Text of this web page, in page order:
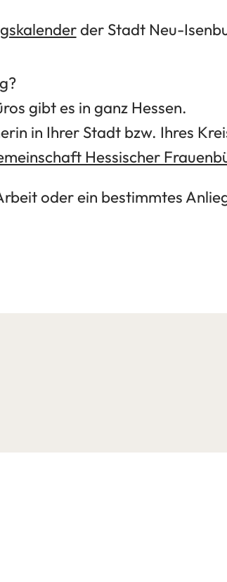
der Stadt Neu-
gibt es in ganz Hessen.
in Ihrer Stadt bzw. Ihres
Hessischer
oder ein bestimmtes